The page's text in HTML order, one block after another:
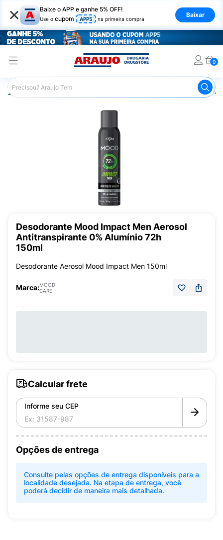
× Baixe o APP e ganhe 5% OFF!
Use o cupom APP5 na primeira compra
Baixar
0
Araujo Higiene Pessoal Desodorante
Desodorante Mood Impact Men Aerosol
Antitranspirante 0% Alumínio 72h
150ml
Desodorante Aerosol Mood Impact Men 150ml
Marca:MOOD
CARE
Calcular frete
Informe seu CEP
Opções de entrega
Consulte pelas opções de entrega disponíveis para a
localidade desejada. Na etapa de entrega, você
poderá decidir de maneira mais detalhada.